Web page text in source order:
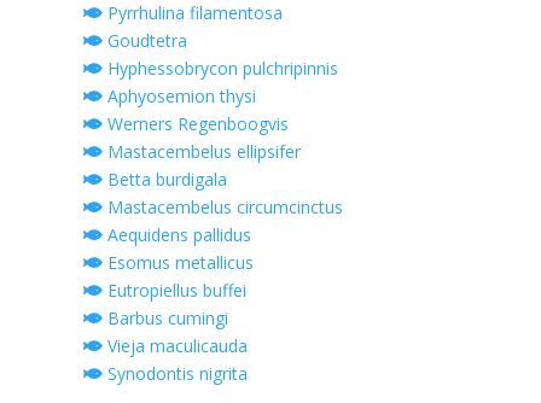
Pyrrhulina filamentosa
Goudtetra
Hyphessobrycon pulchripinnis
Aphyosemion thysi
Werners Regenboogvis
Mastacembelus ellipsifer
Betta burdigala
Mastacembelus circumcinctus
Aequidens pallidus
Esomus metallicus
Eutropiellus buffei
Barbus cumingi
Vieja maculicauda
Synodontis nigrita